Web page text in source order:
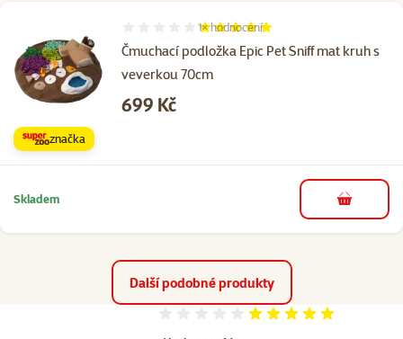
Čmuchací podložka Epic Pet Sniff mat kruh s
veverkou 70cm
Hodnocení 100%, počet hodnocení: 1
1×hodnocení
Cena
699 Kč
značka
Skladem do košíku
Další podobné produkty
Hodnocení 100%